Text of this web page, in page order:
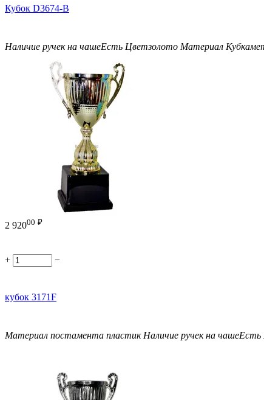
Кубок D3674-B
Наличие ручек на чашеЕсть Цветзолото Материал Кубка
2 92000 ₽
+ −
кубок 3171F
Материал постамента пластик Наличие ручек на чашеЕсть